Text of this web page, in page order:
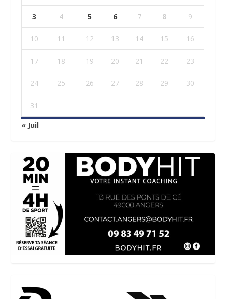
3 4 5 6 7 8 9
10 11 12 13 14 15 16
17 18 19 20 21 22 23
24 25 26 27 28 29 30
31
« Juil